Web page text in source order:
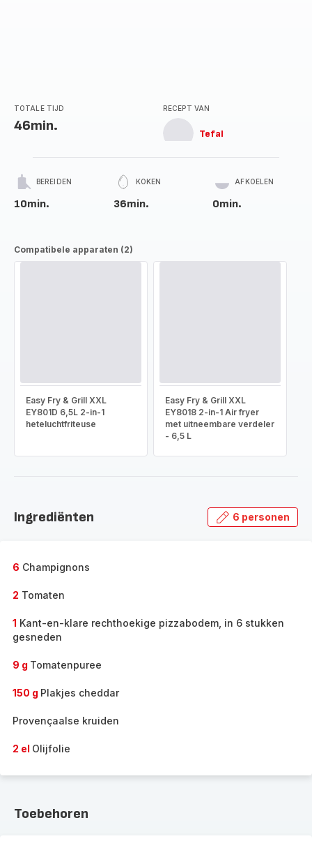
TOTALE TIJD
46min.
RECEPT VAN
Tefal
BEREIDEN
10min.
KOKEN
36min.
AFKOELEN
0min.
Compatibele apparaten (2)
Easy Fry & Grill XXL
EY801D 6,5L 2-in-1
heteluchtfriteuse
Easy Fry & Grill XXL
EY8018 2-in-1 Air fryer
met uitneembare verdeler
- 6,5 L
Ingrediënten 6 personen
6 Champignons
2 Tomaten
1 Kant-en-klare rechthoekige pizzabodem, in 6 stukken
gesneden
9 g Tomatenpuree
150 g Plakjes cheddar
Provençaalse kruiden
2 el Olijfolie
Toebehoren